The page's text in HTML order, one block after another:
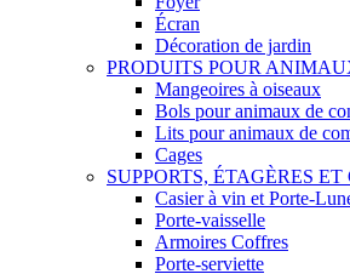
Écran
Décoration de jardin
PRODUITS POUR
Mangeoires à oiseaux
Bols pour animaux de
Lits pour animaux de
Cages
SUPPORTS, ÉTAGÈRES
Casier à vin et Porte-
Porte-vaisselle
Armoires Coffres
Porte-serviette